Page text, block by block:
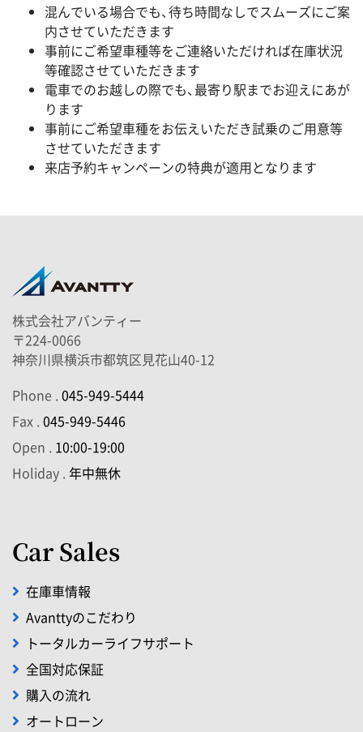
混んでいる場合でも、待ち時間なしでスムーズにご案
内させていただきます
事前にご希望車種等をご連絡いただければ在庫状況
等確認させていただきます
電車でのお越しの際でも、最寄り駅までお迎えにあが
ります
事前にご希望車種をお伝えいただき試乗のご用意等
させていただきます
来店予約キャンペーンの特典が適用となります
株式会社アバンティー
〒224-0066
神奈川県横浜市都筑区見花山40-12
Phone .045-949-5444
Fax .045-949-5446
Open . 10:00-19:00
Holiday .年中無休
Car Sales
在庫車情報
Avanttyのこだわり
トータルカーライフサポート
全国対応保証
購入の流れ
オートローン